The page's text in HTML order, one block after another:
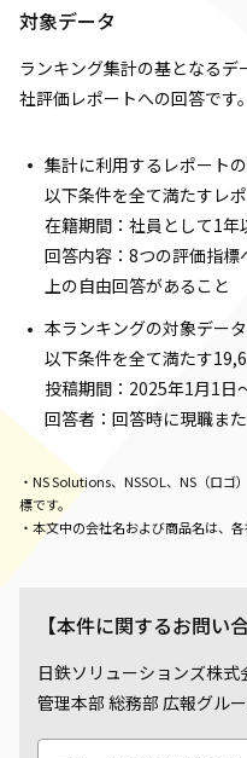
対象データ
ランキング集計の基となる
社評価レポートへの回答です。
集計に利用するレポート
以下条件を全て満たすレ
在籍期間：社員として1
回答内容：8つの評価指
上の自由回答があること
本ランキングの対象データ
以下条件を全て満たす
投稿期間：2025年1月1日
回答者：回答時に現職ま
・NS Solutions、NSSOL、NS（ロ
標です。
・本文中の会社名および商品名は、
【本件に関するお問い
日鉄ソリューションズ株式
管理本部 総務部 広報グル